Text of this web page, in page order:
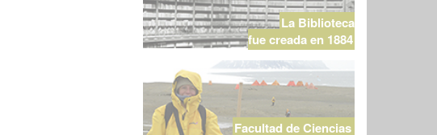
La Biblioteca
fue creada en 1884
Facultad de Ciencias